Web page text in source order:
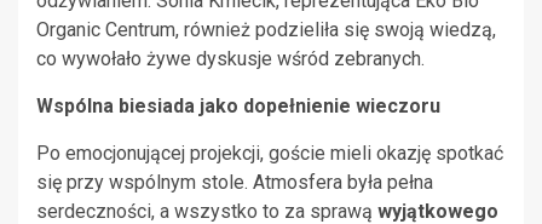
Organic Centrum, również podzieliła się swoją wiedzą,
co wywołało żywe dyskusje wśród zebranych.
Wspólna biesiada jako dopełnienie wieczoru
Po emocjonującej projekcji, goście mieli okazję spotkać
się przy wspólnym stole. Atmosfera była pełna
serdeczności, a wszystko to za sprawą wyjątkowego